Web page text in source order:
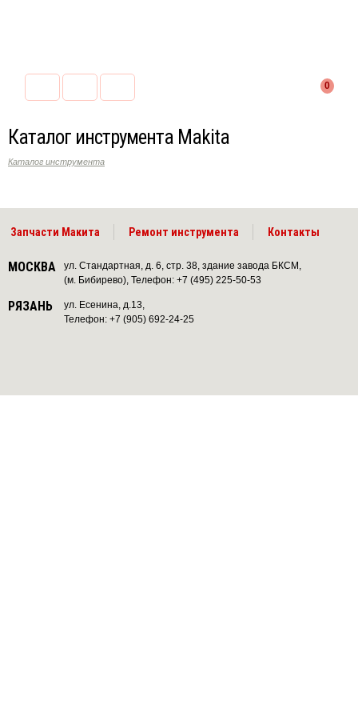
0
Каталог инструмента Makita
Каталог инструмента
Запчасти Макита Ремонт инструмента Контакты
МОСКВА
ул. Стандартная, д. 6, стр. 38, здание завода БКСМ,
(м. Бибирево), Телефон: +7 (495) 225-50-53
РЯЗАНЬ
ул. Есенина, д.13,
Телефон: +7 (905) 692-24-25